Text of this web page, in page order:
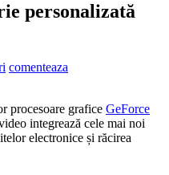
personalizată
comenteaza
procesoare grafice GeForce
integrează cele mai noi
electronice și răcirea